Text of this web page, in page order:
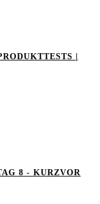
|
8 - KURZVOR